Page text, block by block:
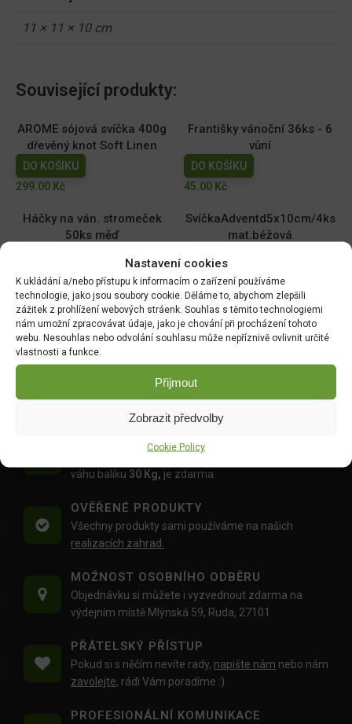
Nastavení cookies
K ukládání a/nebo přístupu k informacím o zařízení používáme
technologie, jako jsou soubory cookie. Děláme to, abychom zlepšili
zážitek z prohlížení webových stráenk. Souhlas s těmito technologiemi
nám umožní zpracovávat údaje, jako je chování při procházení tohoto
webu. Nesouhlas nebo odvolání souhlasu může nepříznivě ovlivnit určité
vlastnosti a funkce.
Přijmout
Zobrazit předvolby
Cookie Policy
11 × 11 × 10 cm
Související produkty:
AROME sójová svíčka 400g
dřevěný knot Soft Linen
DO KOŠÍKU
299.00 Kč
Františky vánoční 36ks - 6
vůní
DO KOŠÍKU
45.00 Kč
Háčky na ván. stromeček
50ks měď
15.00Kč
SvíčkaAdventd5x10cm/4ks
mat.béžová
DO KOŠÍKU
169.00Kč
SvíčkaAdventd5x10cm/4ks
/mat.červená
DO KOŠÍKU
169.00Kč
Svíčka
Cookiesd8x14cm/Cherry
DO KOŠÍKU
179.00Kč
od 1500 Kč,
váhu balíku 30 Kg, je zdarma.
OVĚŘENÉ PRODUKTY
Všechny produkty sami používáme na našich
realizacích zahrad.
MOŽNOST OSOBNÍHO ODBĚRU
Objednávku si můžete i vyzvednout zdarma na
výdejním místě Mlýnská 59, Ruda, 27101
PŘÁTELSKÝ PŘÍSTUP
Pokud si s něčím nevíte rady, napište nám nebo nám
zavolejte, rádi Vám poradíme :)
PROFESIONÁLNÍ KOMUNIKACE